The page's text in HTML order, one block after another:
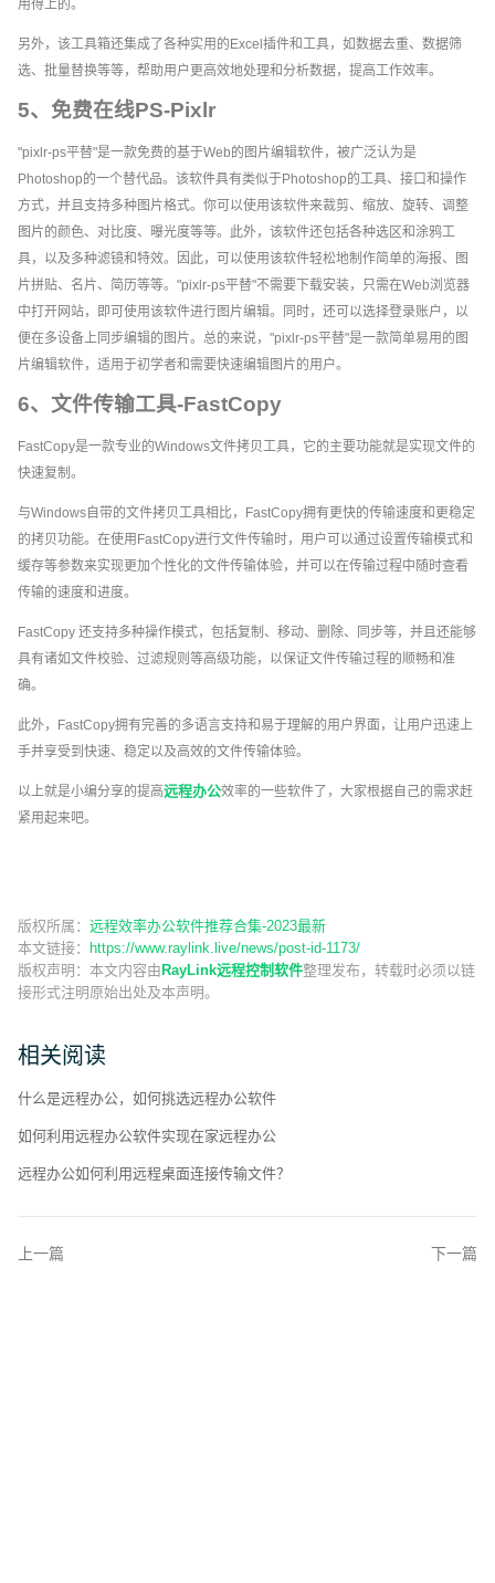
用得上的。
另外，该工具箱还集成了各种实用的Excel插件和工具，如数据去重、数据筛
选、批量替换等等，帮助用户更高效地处理和分析数据，提高工作效率。
5、免费在线PS-Pixlr
"pixlr-ps平替"是一款免费的基于Web的图片编辑软件，被广泛认为是
Photoshop的一个替代品。该软件具有类似于Photoshop的工具、接口和操作
方式，并且支持多种图片格式。你可以使用该软件来裁剪、缩放、旋转、调整
图片的颜色、对比度、曝光度等等。此外，该软件还包括各种选区和涂鸦工
具，以及多种滤镜和特效。因此，可以使用该软件轻松地制作简单的海报、图
片拼贴、名片、简历等等。"pixlr-ps平替"不需要下载安装，只需在Web浏览器
中打开网站，即可使用该软件进行图片编辑。同时，还可以选择登录账户，以
便在多设备上同步编辑的图片。总的来说，"pixlr-ps平替"是一款简单易用的图
片编辑软件，适用于初学者和需要快速编辑图片的用户。
6、文件传输工具-FastCopy
FastCopy是一款专业的Windows文件拷贝工具，它的主要功能就是实现文件的
快速复制。
与Windows自带的文件拷贝工具相比，FastCopy拥有更快的传输速度和更稳定
的拷贝功能。在使用FastCopy进行文件传输时，用户可以通过设置传输模式和
缓存等参数来实现更加个性化的文件传输体验，并可以在传输过程中随时查看
传输的速度和进度。
FastCopy 还支持多种操作模式，包括复制、移动、删除、同步等，并且还能够
具有诸如文件校验、过滤规则等高级功能，以保证文件传输过程的顺畅和准
确。
此外，FastCopy拥有完善的多语言支持和易于理解的用户界面，让用户迅速上
手并享受到快速、稳定以及高效的文件传输体验。
以上就是小编分享的提高远程办公效率的一些软件了，大家根据自己的需求赶
紧用起来吧。
版权所属： 远程效率办公软件推荐合集-2023最新
本文链接：
https://www.raylink.live/news/post-id-1173/
版权声明： 本文内容由 RayLink远程控制软件整理发布，转载时必须以链
接形式注明原始出处及本声明。
相关阅读
什么是远程办公，如何挑选远程办公软件
如何利用远程办公软件实现在家远程办公
远程办公如何利用远程桌面连接传输文件？
上一篇 下一篇